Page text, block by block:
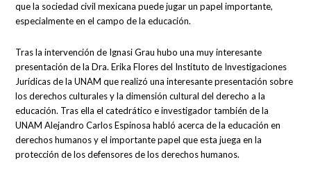
que la sociedad civil mexicana puede jugar un papel importante,
especialmente en el campo de la educación.
Tras la intervención de Ignasi Grau hubo una muy interesante
presentación de la Dra. Erika Flores del Instituto de Investigaciones
Jurídicas de la UNAM que realizó una interesante presentación sobre
los derechos culturales y la dimensión cultural del derecho a la
educación. Tras ella el catedrático e investigador también de la
UNAM Alejandro Carlos Espinosa habló acerca de la educación en
derechos humanos y el importante papel que esta juega en la
protección de los defensores de los derechos humanos.